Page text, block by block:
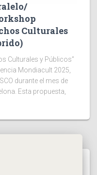
Culturales
Culturales y Públicos”
Mondiacult 2025,
durante el mes de
Esta propuesta,